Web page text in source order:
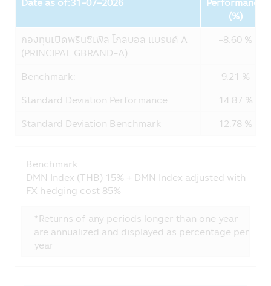
บริษัทหลักทรัพย์จัดการกองทุน ซีไอเอ็มบี-พริน
ซิเพิล จำกัด เคารพสิทธิของลูกค้า นโยบายความ
เป็นส่วนตัวของบริษัทนั้น มีเพื่อให้ท่านมั่นใจยาม
ที่ท่านให้ข้อมูลกับบริษัทฯ โดยลูกค้ามีสิทธิที่จะ
เปิดเผยหรือไม่เปิดเผยข้อมูลของท่านได้
รูปแบบข้อมูล
ข้อมูลที่ทางบริษัทฯ เก็บนั้นจัดทำเพื่อให้บริษัทฯ
ข้อมูลประกอบด้วย ชื่อ, ที่อยู่, วันเกิด, ข้อมูล
บริการทางอินเตอร์เน็ตของบริษัทฯ
บริษัทฯอาจจะเก็บข้อมูลเพิ่มเติมจากท่านอีกเมื่อ
ท่านใช้ศูนยบริการและดูแลลูกค้าของบริษัทฯ
ได้จัดเตรียมสินค้าและบริการที่ดียิ่งขึ้นทีเหมาะ
กับท่าน
(%)
กองทุนเปิดพรินซิเพิล โกลบอล แบรนด์ A
(PRINCIPAL GBRAND-A)
-8.60 %
Benchmark:
9.21 %
Standard Deviation Performance
14.87 %
Standard Deviation Benchmark
12.78 %
Benchmark :
DMN Index (THB) 15% + DMN Index adjusted with
FX hedging cost 85%
*Returns of any periods longer than one year
are annualized and displayed as percentage per
year